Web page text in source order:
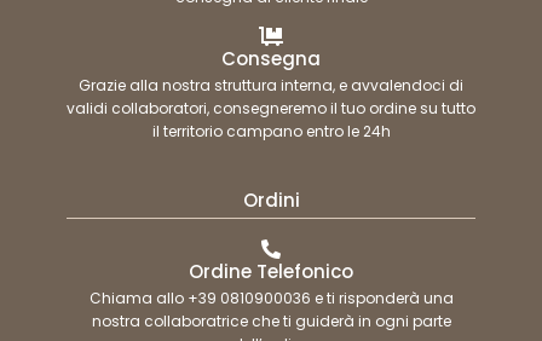
Consegna
Grazie alla nostra struttura interna, e avvalendoci di
validi collaboratori, consegneremo il tuo ordine su tutto
il territorio campano entro le 24h
Ordini
Ordine Telefonico
Chiama allo +39 0810900036 e ti risponderà una
nostra collaboratrice che ti guiderà in ogni parte